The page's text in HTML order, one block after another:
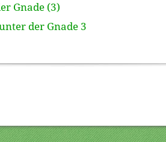
Gnade (3)
der Gnade 3